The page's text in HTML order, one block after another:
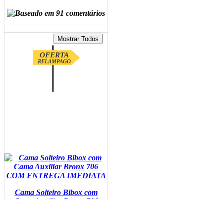
OFERTA
RELAMPAGO
Cama Solteiro Bibox com